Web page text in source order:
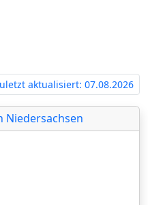
aktualisiert: 07.08.2026
Niedersachsen